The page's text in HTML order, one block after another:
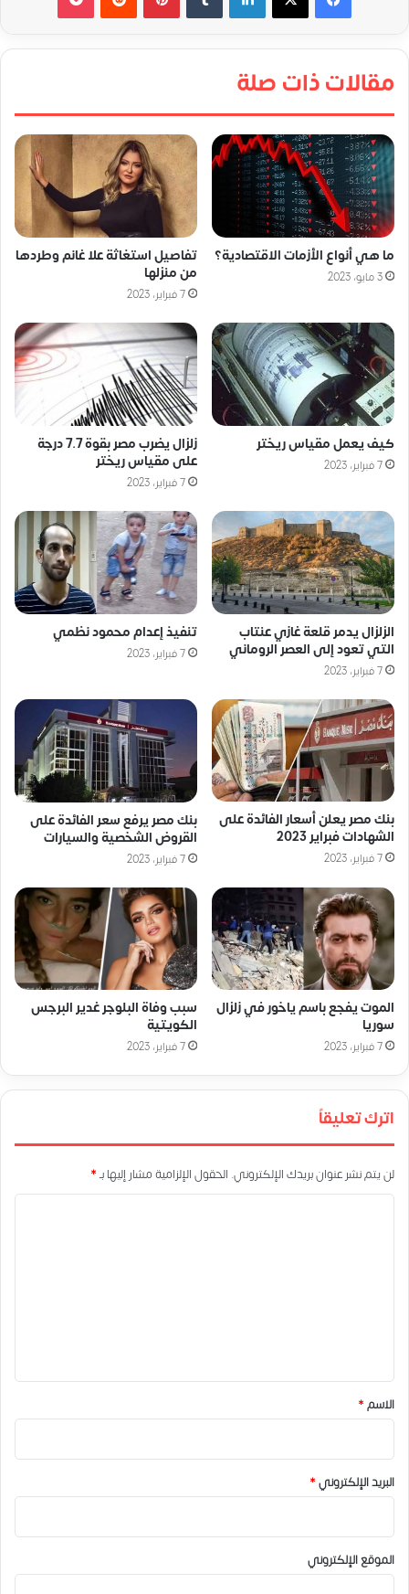
مقالات ذات صلة
ما هي أنواع الأزمات الاقتصادية؟
3 مايو، 2023
تفاصيل استغاثة علا غانم وطردها
من منزلها
7 فبراير، 2023
كيف يعمل مقياس ريختر
7 فبراير، 2023
زلزال يضرب مصر بقوة 7.7 درجة
على مقياس ريختر
7 فبراير، 2023
الزلزال يدمر قلعة غازي عنتاب
التي تعود إلى العصر الروماني
7 فبراير، 2023
تنفيذ إعدام محمود نظمي
7 فبراير، 2023
بنك مصر يعلن أسعار الفائدة على
الشهادات فبراير 2023
7 فبراير، 2023
بنك مصر يرفع سعر الفائدة على
القروض الشخصية والسيارات
7 فبراير، 2023
الموت يفجع باسم ياخور في زلزال
سوريا
7 فبراير، 2023
سبب وفاة البلوجر غدير البرجس
الكويتية
7 فبراير، 2023
اترك تعليقاً
لن يتم نشر عنوان بريدك الإلكتروني. الحقول الإلزامية مشار إليها بـ*
*
الاسم*
البريد الإلكتروني*
الموقع الإلكتروني